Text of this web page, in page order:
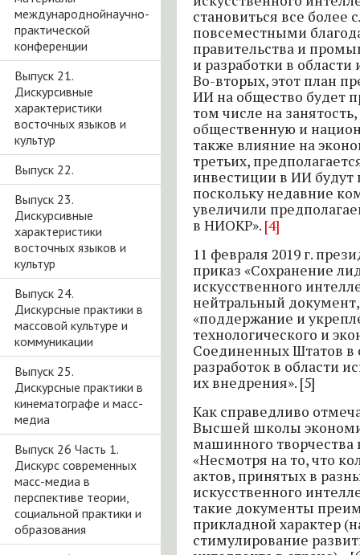
международнойнаучно-
практической
конференции
Выпуск 21.
Дискурсивные
характеристики
восточных языков и
культур
Выпуск 22.
Выпуск 23.
Дискурсивные
характеристики
восточных языков и
культур
Выпуск 24.
Дискурсные практики в
массовой культуре и
коммуникации
Выпуск 25.
Дискурсные практики в
кинематографе и масс-
медиа
Выпуск 26 Часть 1.
Дискурс современных
масс-медиа в
перспективе теории,
социальной практики и
образования
становиться все
повсеместными
правительства и
и разработки в области
Во-вторых, этот план
ИИ на общество будет
том числе на
общественную и
также влияние на
третьих,
инвестиции в ИИ будут
поскольку недавние
увеличили
в НИОКР». [4]
11 февраля 2019 г.
приказ «Сохранение
искусственного
нейтральный
«поддержание и
технологического и
Соединенных Штатов в
разработок в области
их внедрения». [5]
Как справедливо
Высшей школы
машинного творчества
«Несмотря на то, что
актов, принятых в
искусственного
такие документы
прикладной характер
стимулирование